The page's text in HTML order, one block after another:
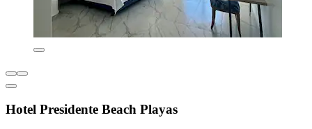
Hotel Presidente Beach Playas